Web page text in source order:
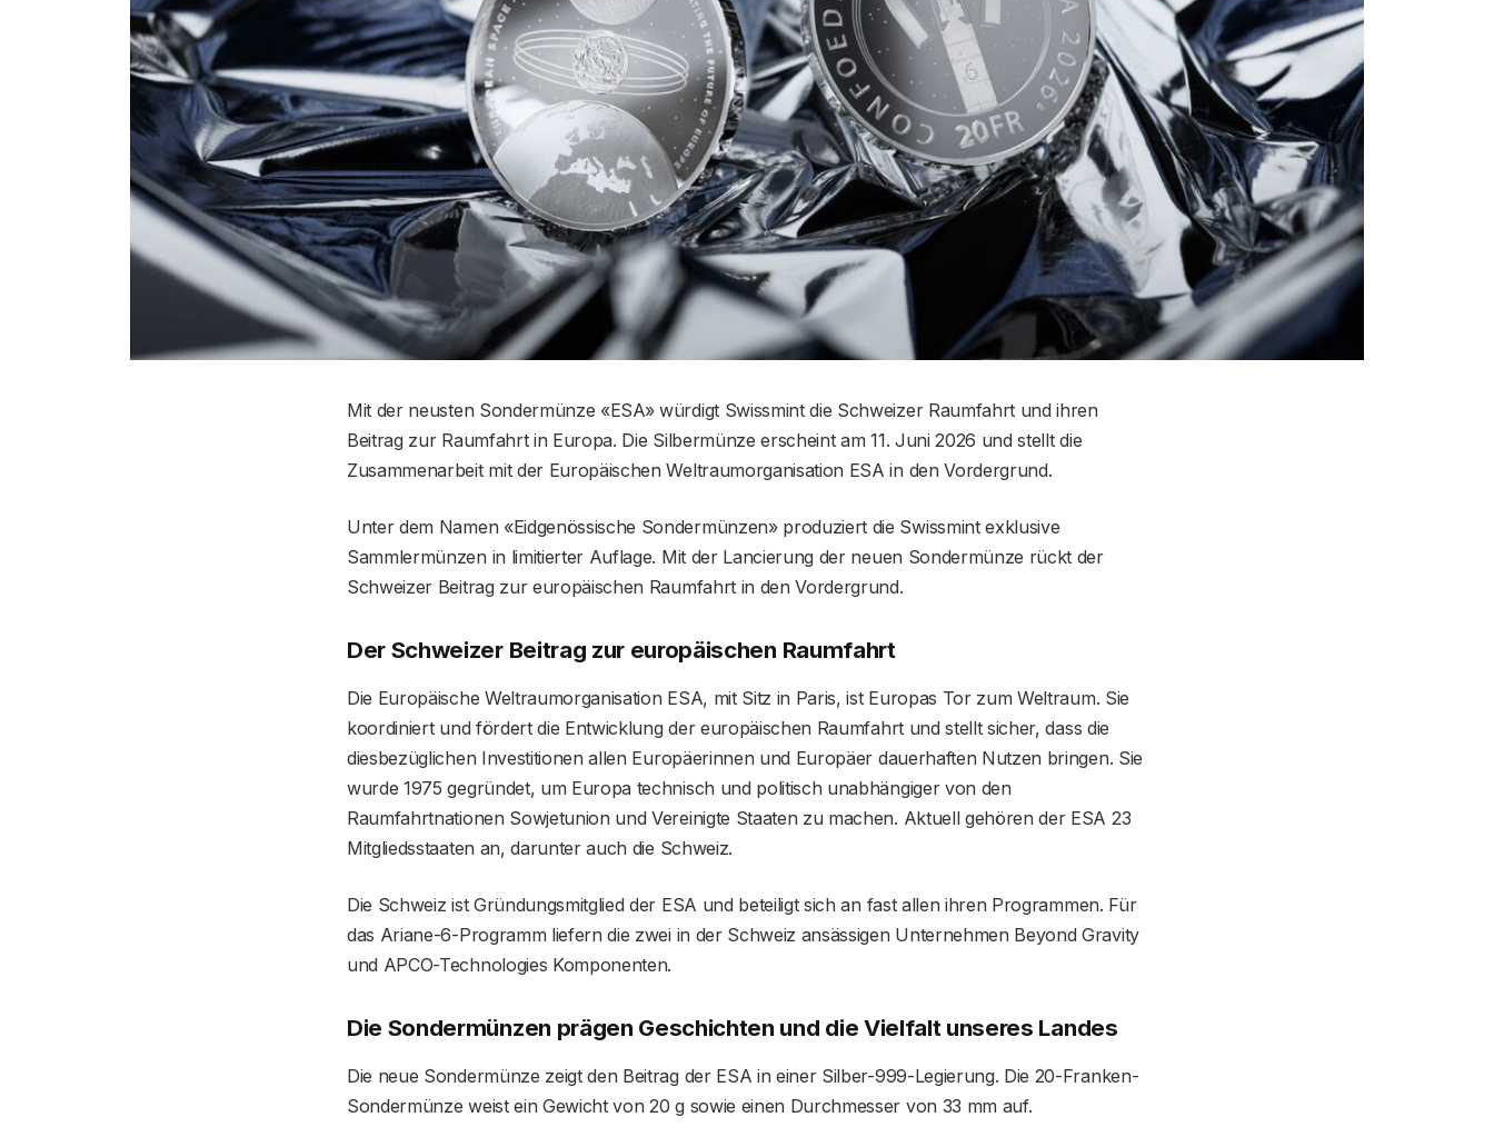
Mit der neusten Sondermünze «ESA» würdigt Swissmint die Schweizer Raumfahrt und ihren
Beitrag zur Raumfahrt in Europa. Die Silbermünze erscheint am 11. Juni 2026 und stellt die
Zusammenarbeit mit der Europäischen Weltraumorganisation ESA in den Vordergrund.
Unter dem Namen «Eidgenössische Sondermünzen» produziert die Swissmint exklusive
Sammlermünzen in limitierter Auflage. Mit der Lancierung der neuen Sondermünze rückt der
Schweizer Beitrag zur europäischen Raumfahrt in den Vordergrund.
Der Schweizer Beitrag zur europäischen Raumfahrt
Die Europäische Weltraumorganisation ESA, mit Sitz in Paris, ist Europas Tor zum Weltraum. Sie
koordiniert und fördert die Entwicklung der europäischen Raumfahrt und stellt sicher, dass die
diesbezüglichen Investitionen allen Europäerinnen und Europäer dauerhaften Nutzen bringen. Sie
wurde 1975 gegründet, um Europa technisch und politisch unabhängiger von den
Raumfahrtnationen Sowjetunion und Vereinigte Staaten zu machen. Aktuell gehören der ESA 23
Mitgliedsstaaten an, darunter auch die Schweiz.
Die Schweiz ist Gründungsmitglied der ESA und beteiligt sich an fast allen ihren Programmen. Für
das Ariane-6-Programm liefern die zwei in der Schweiz ansässigen Unternehmen Beyond Gravity
und APCO-Technologies Komponenten.
Die Sondermünzen prägen Geschichten und die Vielfalt unseres Landes
Die neue Sondermünze zeigt den Beitrag der ESA in einer Silber-999-Legierung. Die 20-Franken-
Sondermünze weist ein Gewicht von 20 g sowie einen Durchmesser von 33 mm auf.